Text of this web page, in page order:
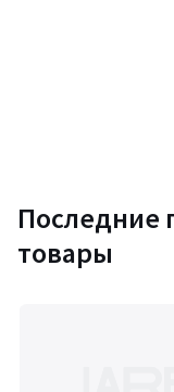
Последние
товары